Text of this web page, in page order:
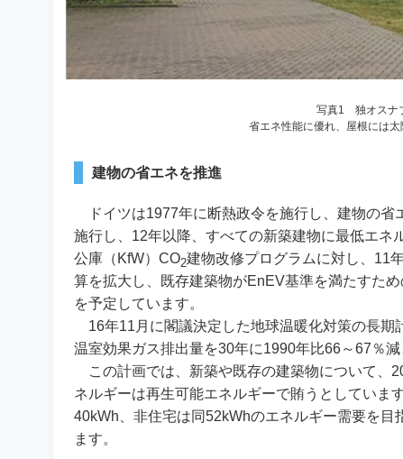
写真1 独オスナ
省エネ性能に優れ、屋根には
建物の省エネを推進
ドイツは1977年に断熱政令を施行し、建物の省
施行し、12年以降、すべての新築建物に最低エネ
公庫（KfW）CO2建物改修プログラムに対し、11
算を拡大し、既存建築物がEnEV基準を満たすた
を予定しています。
16年11月に閣議決定した地球温暖化対策の長
温室効果ガス排出量を30年に1990年比66～67％
この計画では、新築や既存の建築物について、
ネルギーは再生可能エネルギーで賄うとしていま
40kWh、非住宅は同52kWhのエネルギー需要を
ます。